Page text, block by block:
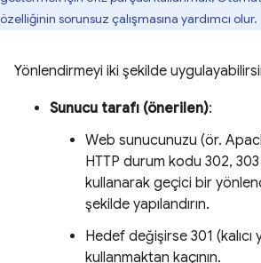
özelliğinin sorunsuz çalışmasına yardımcı olur.
Yönlendirmeyi iki şekilde
Sunucu tarafı (önerilen):
Web sunucunuzu (ör.
HTTP durum kodu 302,
kullanarak geçici bir
şekilde yapılandırın.
Hedef değişirse 301 (kalıcı
kullanmaktan kaçının.